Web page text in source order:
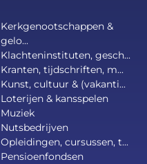
Kerkgenootschappen &
gelo...
Klachteninstituten, gesch...
Kranten, tijdschriften, m...
Kunst, cultuur & (vakanti...
Loterijen & kansspelen
Muziek
Nutsbedrijven
Opleidingen, cursussen, t...
Pensioenfondsen